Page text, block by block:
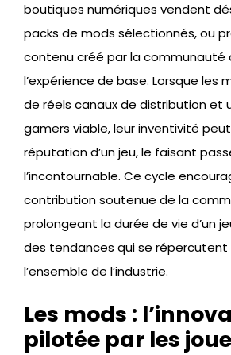
boutiques numériques vendent
packs de mods sélectionnés, ou
contenu créé par la communauté
l’expérience de base. Lorsque les
de réels canaux de distribution et
gamers viable, leur inventivité
réputation d’un jeu, le faisant
l’incontournable. Ce cycle
contribution soutenue de la
prolongeant la durée de vie d’un
des tendances qui se répercutent
l’ensemble de l’industrie.
Les mods :
pilotée par les